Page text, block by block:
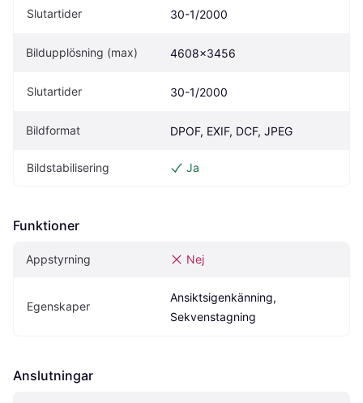
Slutartider 30-1/2000
Bildupplösning (max) 4608x3456
Slutartider 30-1/2000
Bildformat DPOF, EXIF, DCF, JPEG
Bildstabilisering Ja
Funktioner
Appstyrning Nej
Egenskaper
Ansiktsigenkänning,
Sekvenstagning
Anslutningar